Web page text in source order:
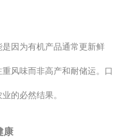
因为有机产品通常更新鲜
风味而非高产和耐储运。口
的必然结果。
康